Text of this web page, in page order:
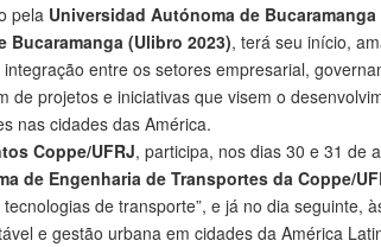
pela Universidad Autónoma de Bucaramanga
Bucaramanga (Ulibro 2023), terá seu início,
entre os setores empresarial,
de projetos e iniciativas que visem o
nas cidades das América.
Coppe/UFRJ, participa, nos dias 30 e 31 de
de Engenharia de Transportes da Coppe/
de transporte”, e já no dia seguinte,
e gestão urbana em cidades da América